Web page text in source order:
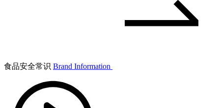
食品安全常识 Brand Information